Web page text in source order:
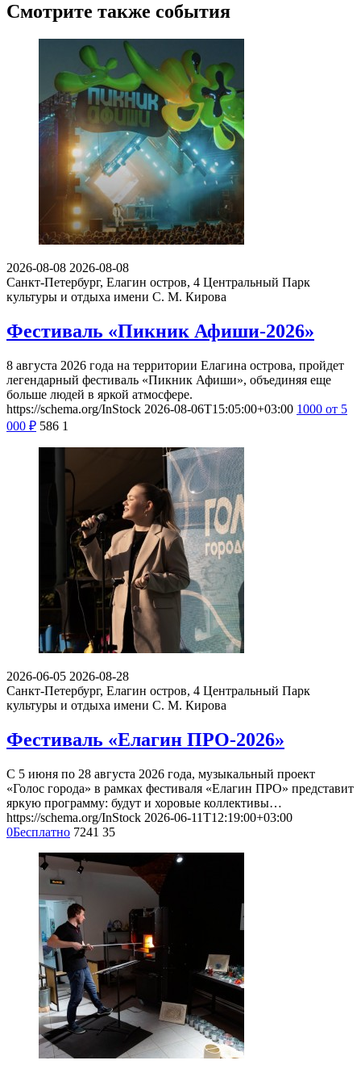
Смотрите также события
2026-08-08 2026-08-08
Санкт-Петербург, Елагин остров, 4 Центральный Парк
культуры и отдыха имени С. М. Кирова
Фестиваль «Пикник Афиши-2026»
8 августа 2026 года на территории Елагина острова, пройдет
легендарный фестиваль «Пикник Афиши», объединяя еще
больше людей в яркой атмосфере.
https://schema.org/InStock 2026-08-06T15:05:00+03:00 1000 от 5
000 ₽ 586 1
2026-06-05 2026-08-28
Санкт-Петербург, Елагин остров, 4 Центральный Парк
культуры и отдыха имени С. М. Кирова
Фестиваль «Елагин ПРО-2026»
С 5 июня по 28 августа 2026 года, музыкальный проект
«Голос города» в рамках фестиваля «Елагин ПРО» представит
яркую программу: будут и хоровые коллективы…
https://schema.org/InStock 2026-06-11T12:19:00+03:00
0Бесплатно 7241 35